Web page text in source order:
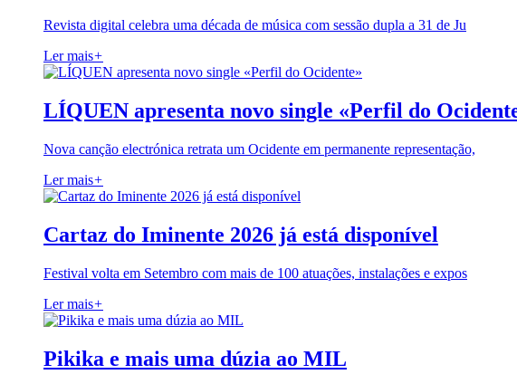
Revista digital celebra uma década de música com sessão dupla a 31 de Ju
Ler mais+
LÍQUEN apresenta novo single «Perfil do
Nova canção electrónica retrata um Ocidente em permanente representação,
Ler mais+
Cartaz do Iminente 2026 já está disponível
Festival volta em Setembro com mais de 100 atuações, instalações e expos
Ler mais+
Pikika e mais uma dúzia ao MIL